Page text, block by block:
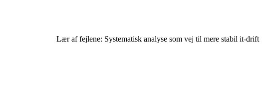
Lær af fejlene: Systematisk analyse som vej til mere stabil it-drift